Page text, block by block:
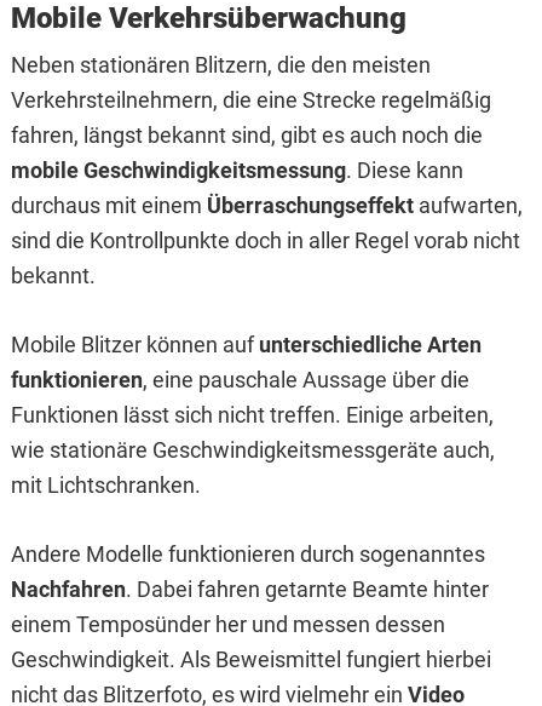
Mobile Verkehrsüberwachung
Neben stationären Blitzern, die den meisten
Verkehrsteilnehmern, die eine Strecke regelmäßig
fahren, längst bekannt sind, gibt es auch noch die
mobile Geschwindigkeitsmessung. Diese kann
durchaus mit einem Überraschungseffektaufwarten,
sind die Kontrollpunkte doch in aller Regel vorab nicht
bekannt.
Mobile Blitzer können aufunterschiedliche Arten
funktionieren, eine pauschale Aussage über die
Funktionen lässt sich nicht treffen. Einige arbeiten,
wie stationäre Geschwindigkeitsmessgeräte auch,
mit Lichtschranken.
Andere Modelle funktionieren durch sogenanntes
Nachfahren. Dabei fahren getarnte Beamte hinter
einem Temposünder her und messen dessen
Geschwindigkeit. Als Beweismittel fungiert hierbei
nicht das Blitzerfoto, es wird vielmehr ein Video